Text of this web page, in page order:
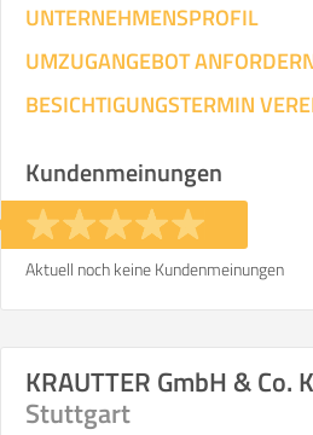
UNTERNEHMENSPROFIL
UMZUGANGEBOT
BESICHTIGUNGSTERMIN
Kundenmeinungen
Aktuell noch keine Kundenmeinungen
KRAUTTER GmbH & Co.
Stuttgart